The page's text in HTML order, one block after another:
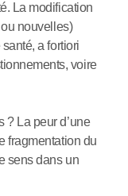
La modification
nouvelles)
santé, a fortiori
voire
? La peur d’une
fragmentation du
sens dans un